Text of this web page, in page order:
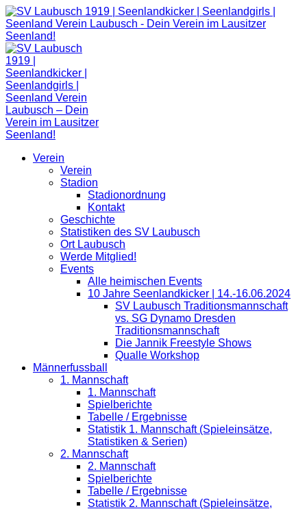
Zum
Inhalt
springen
Verein
Verein
Stadion
Stadionordnung
Kontakt
Geschichte
Statistiken des SV Laubusch
Ort Laubusch
Werde Mitglied!
Events
Alle heimischen Events
10 Jahre Seenlandkicker | 14.-16.06.2024
SV Laubusch Traditionsmannschaft
vs. SG Dynamo Dresden
Traditionsmannschaft
Die Jannik Freestyle Shows
Qualle Workshop
Männerfussball
1. Mannschaft
1. Mannschaft
Spielberichte
Tabelle / Ergebnisse
Statistik 1. Mannschaft (Spieleinsätze,
Statistiken & Serien)
2. Mannschaft
2. Mannschaft
Spielberichte
Tabelle / Ergebnisse
Statistik 2. Mannschaft (Spieleinsätze,